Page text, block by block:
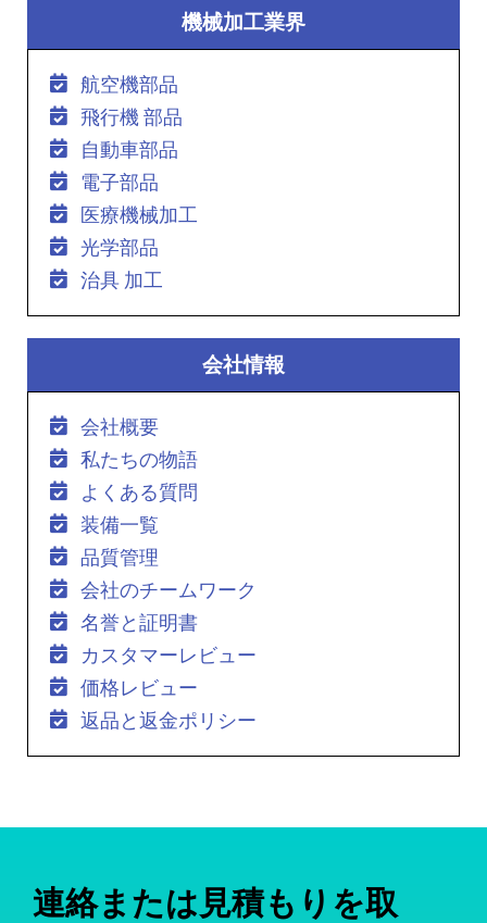
機械加工業界
航空機部品
飛行機 部品
自動車部品
電子部品
医療機械加工
光学部品
治具 加工
会社情報
会社概要
私たちの物語
よくある質問
装備一覧
品質管理
会社のチームワーク
名誉と証明書
カスタマーレビュー
価格レビュー
返品と返金ポリシー
連絡または見積もりを取